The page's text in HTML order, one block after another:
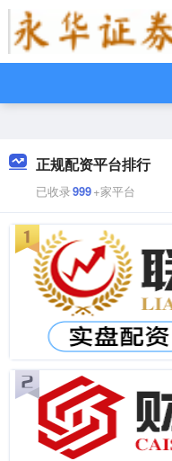
正规配资平台排行
已收录999+家平台